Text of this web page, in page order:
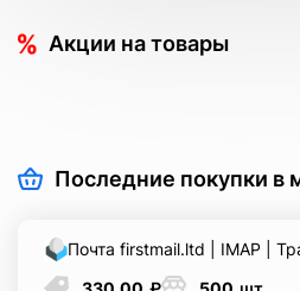
Акции на товары
Последние покупки в